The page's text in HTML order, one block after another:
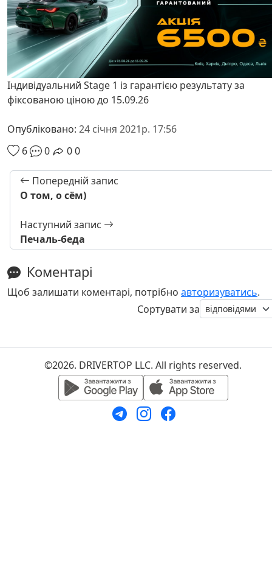
Індивідуальний Stage 1 із гарантією результату за
фіксованою ціною до 15.09.26
Опубліковано: 24 січня 2021р. 17:56
6
0 00
Попередній запис
О том, о сём)
Наступний запис
Печаль-беда
Коментарі
Щоб залишати коментарі, потрібно авторизуватись.
Сортувати за
©2026. DRIVERTOP LLC. All rights reserved.